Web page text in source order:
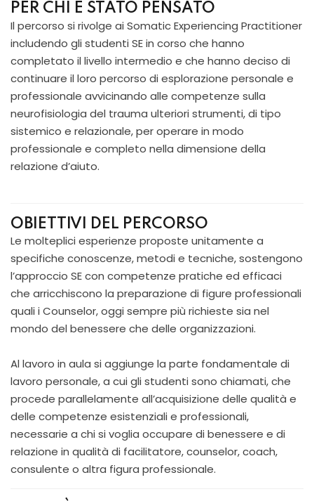
PER CHI È STATO PENSATO
Il percorso si rivolge ai Somatic Experiencing Practitioner
includendo gli studenti SE in corso che hanno
completato il livello intermedio e che hanno deciso di
continuare il loro percorso di esplorazione personale e
professionale avvicinando alle competenze sulla
neurofisiologia del trauma ulteriori strumenti, di tipo
sistemico e relazionale, per operare in modo
professionale e completo nella dimensione della
relazione d’aiuto.
OBIETTIVI DEL PERCORSO
Le molteplici esperienze proposte unitamente a
specifiche conoscenze, metodi e tecniche, sostengono
l’approccio SE con competenze pratiche ed efficaci
che arricchiscono la preparazione di figure professionali
quali i Counselor, oggi sempre più richieste sia nel
mondo del benessere che delle organizzazioni.
Al lavoro in aula si aggiunge la parte fondamentale di
lavoro personale, a cui gli studenti sono chiamati, che
procede parallelamente all’acquisizione delle qualità e
delle competenze esistenziali e professionali,
necessarie a chi si voglia occupare di benessere e di
relazione in qualità di facilitatore, counselor, coach,
consulente o altra figura professionale.